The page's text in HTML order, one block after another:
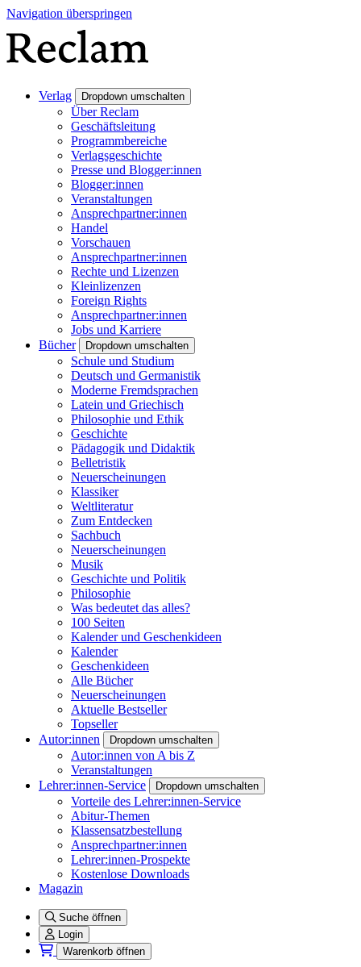
Navigation überspringen
Verlag Dropdown umschalten
Über Reclam
Geschäftsleitung
Programmbereiche
Verlagsgeschichte
Presse und Blogger:innen
Blogger:innen
Veranstaltungen
Ansprechpartner:innen
Handel
Vorschauen
Ansprechpartner:innen
Rechte und Lizenzen
Kleinlizenzen
Foreign Rights
Ansprechpartner:innen
Jobs und Karriere
Bücher
Dropdown umschalten
Schule und Studium
Deutsch und Germanistik
Moderne Fremdsprachen
Latein und Griechisch
Philosophie und Ethik
Geschichte
Pädagogik und Didaktik
Belletristik
Neuerscheinungen
Klassiker
Weltliteratur
Zum Entdecken
Sachbuch
Neuerscheinungen
Musik
Geschichte und Politik
Philosophie
Was bedeutet das alles?
100 Seiten
Kalender und Geschenkideen
Kalender
Geschenkideen
Alle Bücher
Neuerscheinungen
Aktuelle Bestseller
Topseller
Autor:innen
Dropdown umschalten
Autor:innen von A bis Z
Veranstaltungen
Lehrer:innen-Service
Dropdown umschalten
Vorteile des Lehrer:innen-Service
Abitur-Themen
Klassensatzbestellung
Ansprechpartner:innen
Lehrer:innen-Prospekte
Kostenlose Downloads
Magazin
Suche öffnen
Login
Warenkorb öffnen